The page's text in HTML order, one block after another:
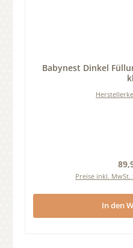
Babynest Dinkel
Preise inkl. MwSt.
In den